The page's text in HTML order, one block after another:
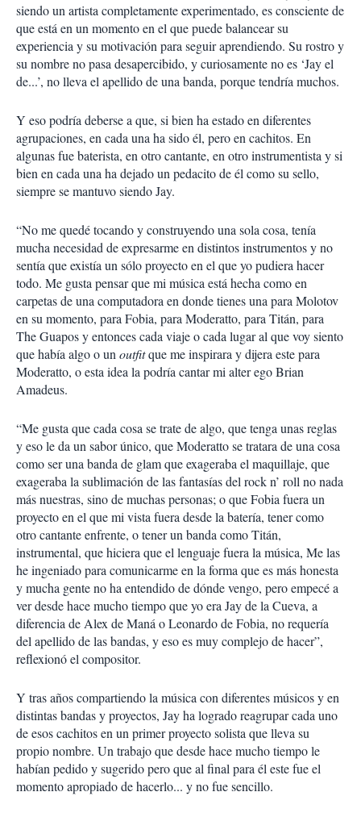
siendo un artista completamente experimentado, es consciente de
que está en un momento en el que puede balancear su
experiencia y su motivación para seguir aprendiendo. Su rostro y
su nombre no pasa desapercibido, y curiosamente no es ‘Jay el
de...’, no lleva el apellido de una banda, porque tendría muchos.
Y eso podría deberse a que, si bien ha estado en diferentes
agrupaciones, en cada una ha sido él, pero en cachitos. En
algunas fue baterista, en otro cantante, en otro instrumentista y si
bien en cada una ha dejado un pedacito de él como su sello,
siempre se mantuvo siendo Jay.
“No me quedé tocando y construyendo una sola cosa, tenía
mucha necesidad de expresarme en distintos instrumentos y no
sentía que existía un sólo proyecto en el que yo pudiera hacer
todo. Me gusta pensar que mi música está hecha como en
carpetas de una computadora en donde tienes una para Molotov
en su momento, para Fobia, para Moderatto, para Titán, para
The Guapos y entonces cada viaje o cada lugar al que voy siento
que había algo o unoutfitque me inspirara y dijera este para
Moderatto, o esta idea la podría cantar mi alter ego Brian
Amadeus.
“Me gusta que cada cosa se trate de algo, que tenga unas reglas
y eso le da un sabor único, que Moderatto se tratara de una cosa
como ser una banda de glam que exageraba el maquillaje, que
exageraba la sublimación de las fantasías del rock n’ roll no nada
más nuestras, sino de muchas personas; o que Fobia fuera un
proyecto en el que mi vista fuera desde la batería, tener como
otro cantante enfrente, o tener un banda como Titán,
instrumental, que hiciera que el lenguaje fuera la música, Me las
he ingeniado para comunicarme en la forma que es más honesta
y mucha gente no ha entendido de dónde vengo, pero empecé a
ver desde hace mucho tiempo que yo era Jay de la Cueva, a
diferencia de Alex de Maná o Leonardo de Fobia, no requería
del apellido de las bandas, y eso es muy complejo de hacer”,
reflexionó el compositor.
Y tras años compartiendo la música con diferentes músicos y en
distintas bandas y proyectos, Jay ha logrado reagrupar cada uno
de esos cachitos en un primer proyecto solista que lleva su
propio nombre. Un trabajo que desde hace mucho tiempo le
habían pedido y sugerido pero que al final para él este fue el
momento apropiado de hacerlo... y no fue sencillo.